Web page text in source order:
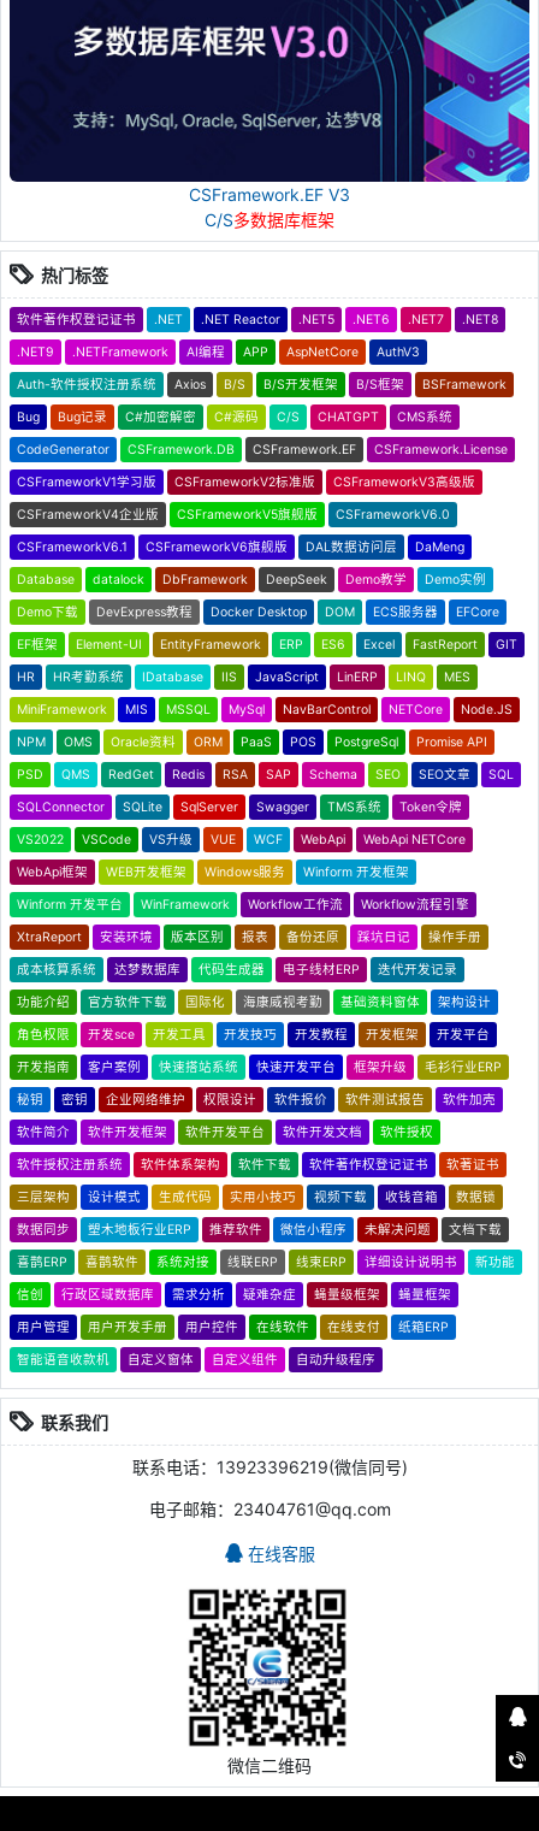
CSFramework.EF V3
C/S多数据库框架
热门标签
软件著作权登记证书 .NET .NET Reactor .NET5 .NET6 .NET7 .NET8
.NET9 .NETFramework AI编程 APP AspNetCore AuthV3
Auth-软件授权注册系统 Axios B/S B/S开发框架 B/S框架 BSFramework
Bug Bug记录 C#加密解密 C#源码 C/S CHATGPT CMS系统
CodeGenerator CSFramework.DB CSFramework.EF CSFramework.License
CSFrameworkV1学习版 CSFrameworkV2标准版 CSFrameworkV3高级版
CSFrameworkV4企业版 CSFrameworkV5旗舰版 CSFrameworkV6.0
CSFrameworkV6.1 CSFrameworkV6旗舰版 DAL数据访问层 DaMeng
Database datalock DbFramework DeepSeek Demo教学 Demo实例
Demo下载 DevExpress教程 Docker Desktop DOM ECS服务器 EFCore
EF框架 Element-UI EntityFramework ERP ES6 Excel FastReport GIT
HR HR考勤系统 IDatabase IIS JavaScript LinERP LINQ MES
MiniFramework MIS MSSQL MySql NavBarControl NETCore Node.JS
NPM OMS Oracle资料 ORM PaaS POS PostgreSql Promise API
PSD QMS RedGet Redis RSA SAP Schema SEO SEO文章 SQL
SQLConnector SQLite SqlServer Swagger TMS系统 Token令牌
VS2022 VSCode VS升级 VUE WCF WebApi WebApi NETCore
WebApi框架 WEB开发框架 Windows服务 Winform 开发框架
Winform 开发平台 WinFramework Workflow工作流 Workflow流程引擎
XtraReport 安装环境 版本区别 报表 备份还原 踩坑日记 操作手册
成本核算系统 达梦数据库 代码生成器 电子线材ERP 迭代开发记录
功能介绍 官方软件下载 国际化 海康威视考勤 基础资料窗体 架构设计
角色权限 开发sce 开发工具 开发技巧 开发教程 开发框架 开发平台
开发指南 客户案例 快速搭站系统 快速开发平台 框架升级 毛衫行业ERP
秘钥 密钥 企业网络维护 权限设计 软件报价 软件测试报告 软件加壳
软件简介 软件开发框架 软件开发平台 软件开发文档 软件授权
软件授权注册系统 软件体系架构 软件下载 软件著作权登记证书 软著证书
三层架构 设计模式 生成代码 实用小技巧 视频下载 收钱音箱 数据锁
数据同步 塑木地板行业ERP 推荐软件 微信小程序 未解决问题 文档下载
喜鹊ERP 喜鹊软件 系统对接 线联ERP 线束ERP 详细设计说明书 新功能
信创 行政区域数据库 需求分析 疑难杂症 蝇量级框架 蝇量框架
用户管理 用户开发手册 用户控件 在线软件 在线支付 纸箱ERP
智能语音收款机 自定义窗体 自定义组件 自动升级程序
联系我们
联系电话：13923396219(微信同号)
电子邮箱：23404761@qq.com
在线客服
微信二维码